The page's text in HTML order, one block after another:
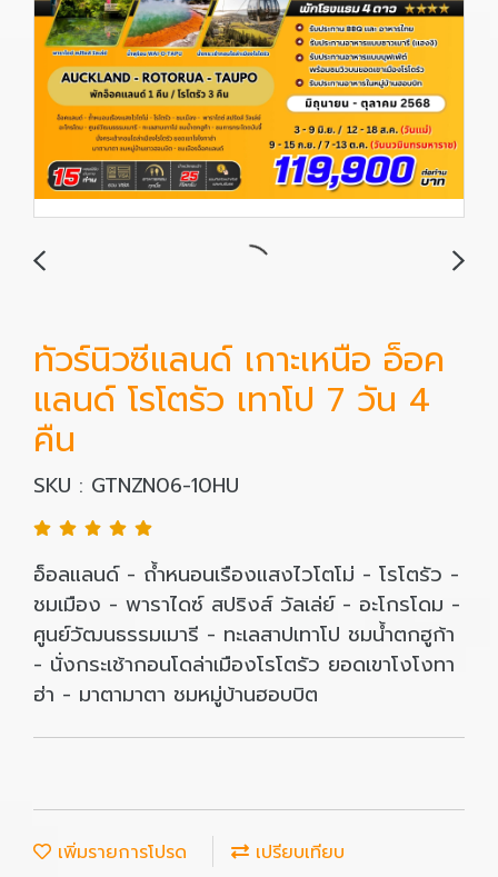
ทัวร์นิวซีแลนด์ เกาะเหนือ อ็อค
แลนด์ โรโตรัว เทาโป 7 วัน 4
คืน
SKU : GTNZN06-10HU
อ็อลแลนด์ - ถ้ำหนอนเรืองแสงไวโตโม่ - โรโตรัว -
ชมเมือง - พาราไดซ์ สปริงส์ วัลเล่ย์ - อะโกรโดม -
ศูนย์วัฒนธรรมเมารี - ทะเลสาปเทาโป ชมน้ำตกฮูก้า
- นั่งกระเช้ากอนโดล่าเมืองโรโตรัว ยอดเขาโงโงทา
ฮ่า - มาตามาตา ชมหมู่บ้านฮอบบิต
เพิ่มรายการโปรด เปรียบเทียบ